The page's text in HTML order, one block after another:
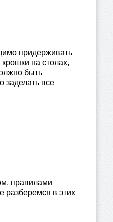
придерживать
на столах,
быть
заделать все
правилами
разберемся в этих